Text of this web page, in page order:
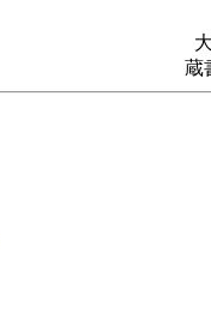
蔵